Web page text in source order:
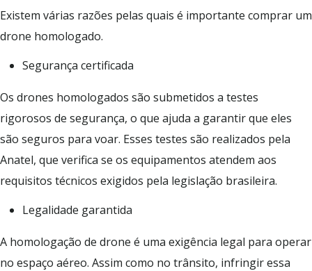
Existem várias razões pelas quais é importante comprar um
drone homologado.
Segurança certificada
Os drones homologados são submetidos a testes
rigorosos de segurança, o que ajuda a garantir que eles
são seguros para voar. Esses testes são realizados pela
Anatel, que verifica se os equipamentos atendem aos
requisitos técnicos exigidos pela legislação brasileira.
Legalidade garantida
A homologação de drone é uma exigência legal para operar
no espaço aéreo. Assim como no trânsito, infringir essa